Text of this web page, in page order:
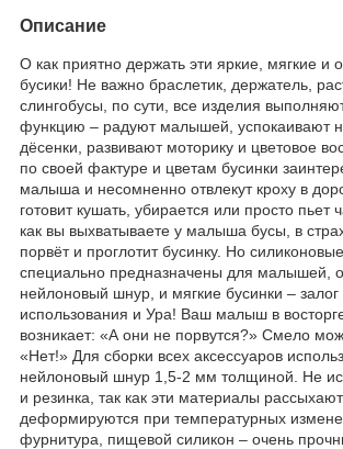
Описание
О как приятно держать эти яркие, мягкие и
бусики! Не важно браслетик, держатель,
слингобусы, по сути, все изделия
функцию – радуют малышей, успокаивают
дёсенки, развивают моторику и цветовое
по своей фактуре и цветам бусинки
малыша и несомненно отвлекут кроху в
готовит кушать, убирается или просто пьет
как вы выхватываете у малыша бусы, в
порвёт и проглотит бусинку. Но
специально предназначены для малышей,
нейлоновый шнур, и мягкие бусинки – залог
использования и Ура! Ваш малыш в
возникает: «А они не порвутся?» Смело
«Нет!» Для сборки всех аксессуаров
нейлоновый шнур 1,5-2 мм толщиной. Не
и резинка, так как эти материалы
деформируются при температурных
фурнитура, пищевой силикон – очень